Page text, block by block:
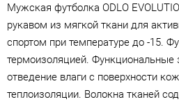
Мужская футболка ODLO
рукавом из мягкой ткани для
спортом при температуре до -15.
термоизоляцией. Функциональные
отведение влаги с поверхности
теплоизоляции. Волокна тканей